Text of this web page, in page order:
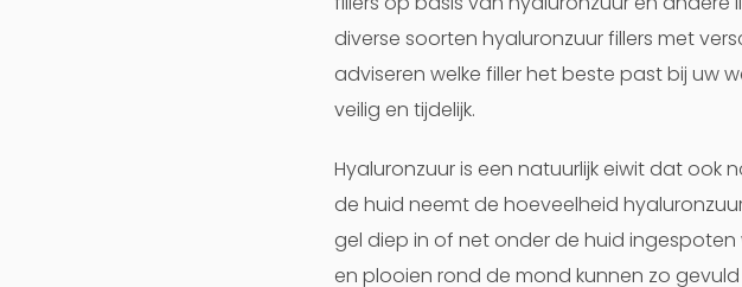
diverse soorten hyaluronzuur fillers met
adviseren welke filler het beste past bij uw
veilig en tijdelijk.
Hyaluronzuur is een natuurlijk eiwit dat ook
de huid neemt de hoeveelheid
gel diep in of net onder de huid
en plooien rond de mond kunnen zo